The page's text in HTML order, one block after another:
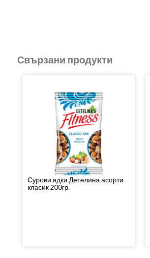
Свързани продукти
Сурови ядки Детелина асорти
класик 200гр.